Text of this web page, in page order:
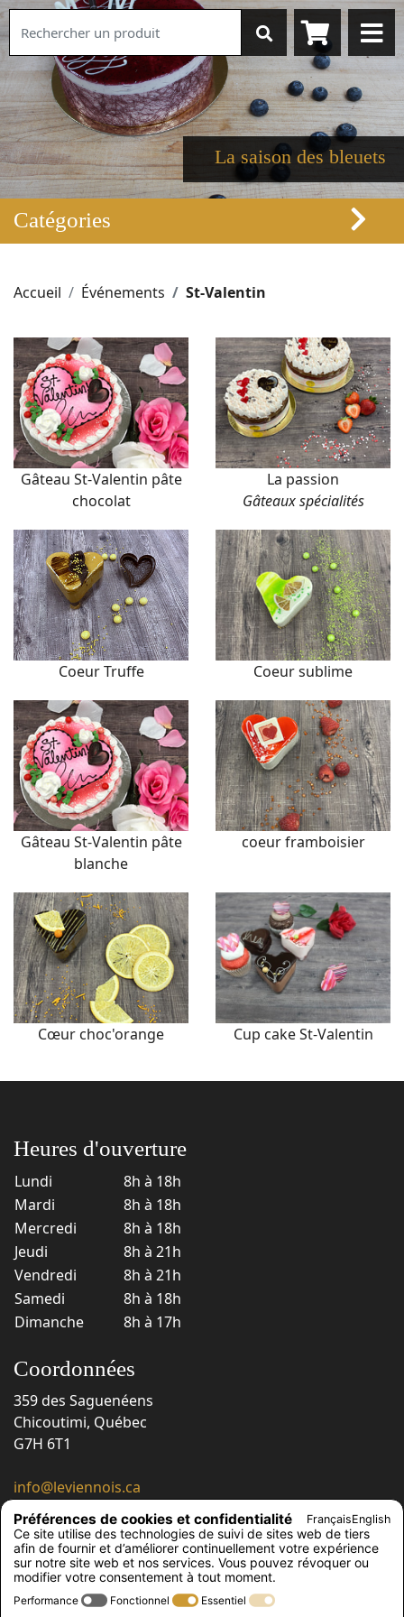
La saison des bleuets
Catégories
Accueil Événements St-Valentin
Gâteau St-Valentin pâte
chocolat
La passion
Gâteaux spécialités
Coeur Truffe Coeur sublime
Gâteau St-Valentin pâte
blanche
coeur framboisier
Cœur choc'orange Cup cake St-Valentin
Heures d'ouverture
Lundi
8h à 18h
Mardi
8h à 18h
Mercredi
8h à 18h
Jeudi
8h à 21h
Vendredi
8h à 21h
Samedi
8h à 18h
Dimanche
8h à 17h
Coordonnées
359 des Saguenéens
Chicoutimi, Québec
G7H 6T1
info@leviennois.ca
418 543-6663
418 543-6230
Suivez-nous !
Préférences de cookies et confidentialité FrançaisEnglish
Ce site utilise des technologies de suivi de sites web de tiers
afin de fournir et d’améliorer continuellement votre expérience
sur notre site web et nos services. Vous pouvez révoquer ou
modifier votre consentement à tout moment.
Performance Fonctionnel Essentiel